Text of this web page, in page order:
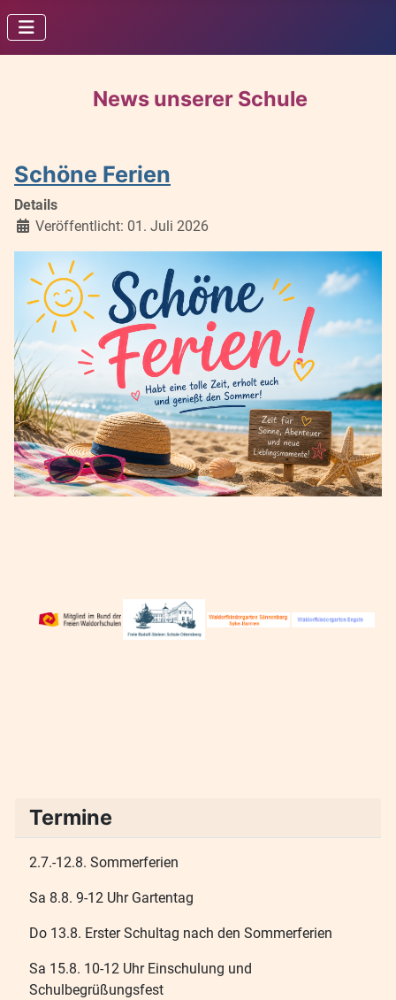
News unserer Schule
Schöne Ferien
Details
Veröffentlicht: 01. Juli 2026
Termine
2.7.-12.8. Sommerferien
Sa 8.8. 9-12 Uhr Gartentag
Do 13.8. Erster Schultag nach den Sommerferien
Sa 15.8. 10-12 Uhr Einschulung und
Schulbegrüßungsfest